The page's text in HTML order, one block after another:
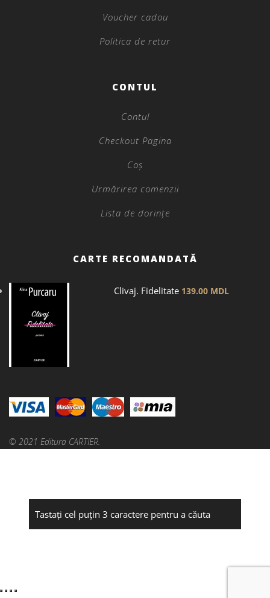
Voucher cadou
Politica de retur
CONTUL
Contul
Checkout Pagina
Coș
Urmărirea comenzii
Lista de dorințe
CARTE RECOMANDATĂ
Clivaj. Fidelitate 139.00 MDL
© 2021 Editura CARTIER.